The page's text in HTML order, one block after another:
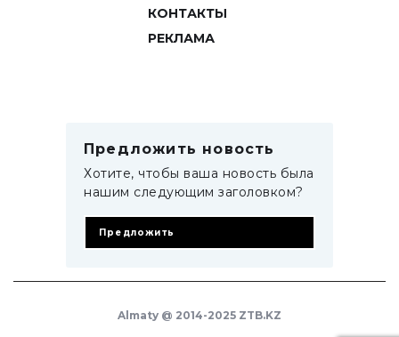
КОНТАКТЫ
РЕКЛАМА
Предложить новость
Хотите, чтобы ваша новость была
нашим следующим заголовком?
Предложить
Almaty @ 2014-2025 ZTB.KZ